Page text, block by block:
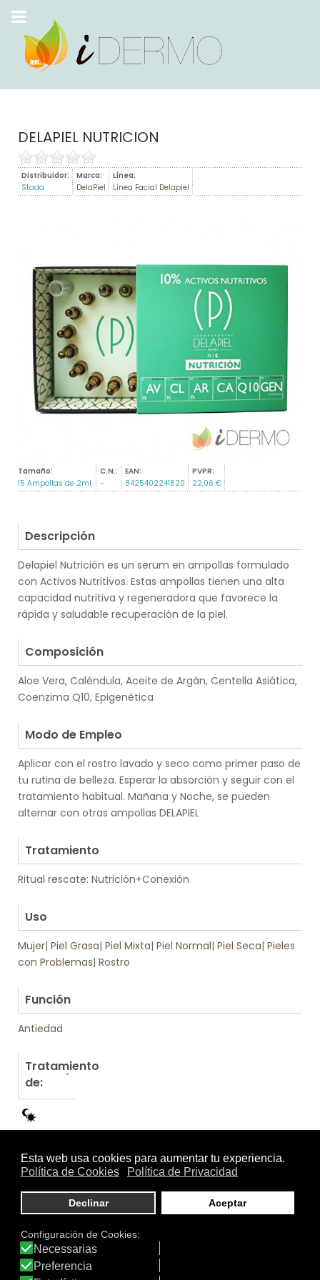
DELAPIEL NUTRICION
Distribuidor:
Stada
Marca:
DelaPiel
Línea:
Línea Facial Delapiel
Tamaño:
15 Ampollas de 2ml.
C.N.:
-
EAN:
8425402241820
PVPR:
22,06 €
Descripción
Delapiel Nutrición es un serum en ampollas formulado
con Activos Nutritivos. Estas ampollas tienen una alta
capacidad nutritiva y regeneradora que favorece la
rápida y saludable recuperación de la piel.
Composición
Aloe Vera, Caléndula, Aceite de Argán, Centella Asiática,
Coenzima Q10, Epigenética
Modo de Empleo
Aplicar con el rostro lavado y seco como primer paso de
tu rutina de belleza. Esperar la absorción y seguir con el
tratamiento habitual. Mañana y Noche, se pueden
alternar con otras ampollas DELAPIEL
Tratamiento
Ritual rescate: Nutrición+Conexión
Uso
Mujer| Piel Grasa| Piel Mixta| Piel Normal| Piel Seca| Pieles
con Problemas| Rostro
Función
Antiedad
Tratamiento
de:
Otros productos de DelaPiel